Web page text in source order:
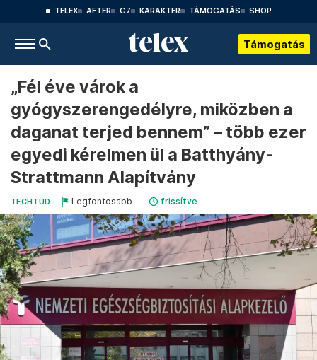
TELEX AFTER G7 KARAKTER TÁMOGATÁS SHOP
Támogatás
„Fél éve várok a
gyógyszerengedélyre, miközben a
daganat terjed bennem” – több ezer
egyedi kérelmen ül a Batthyány-
Strattmann Alapítvány
TECHTUD Legfontosabb frissítve